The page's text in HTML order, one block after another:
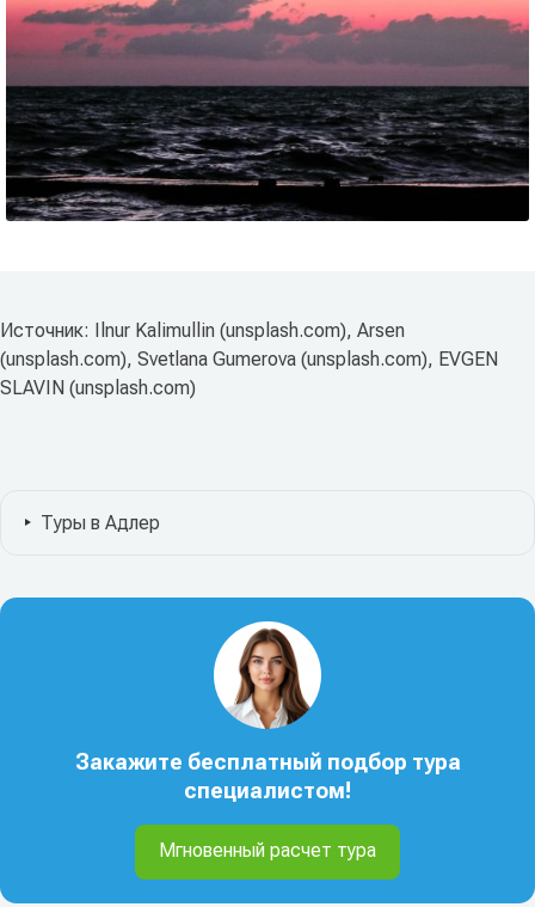
Источник: Ilnur Kalimullin (unsplash.com), Arsen
(unsplash.com), Svetlana Gumerova (unsplash.com), EVGEN
SLAVIN (unsplash.com)
Туры в Адлер
Закажите бесплатный подбор тура
специалистом!
Мгновенный расчет тура